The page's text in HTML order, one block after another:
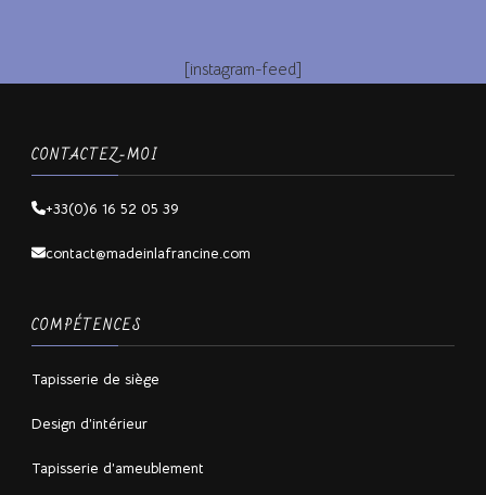
[instagram-feed]
CONTACTEZ-MOI
+33(0)6 16 52 05 39
contact@madeinlafrancine.com
COMPÉTENCES
Tapisserie de siège
Design d’intérieur
Tapisserie d’ameublement